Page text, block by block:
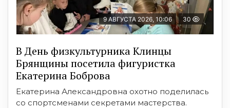
9 АВГУСТА 2026, 10:06 30
В День физкультурника Клинцы
Брянщины посетила фигуристка
Екатерина Боброва
Екатерина Александровна охотно поделилась
со спортсменами секретами мастерства.